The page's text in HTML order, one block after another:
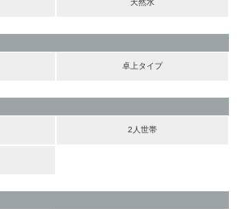
天然水
卓上タイプ
2人世帯